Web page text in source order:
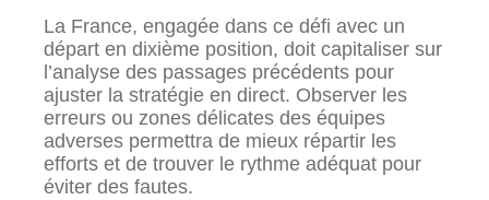
La France, engagée dans ce défi avec un
départ en dixième position, doit capitaliser sur
l’analyse des passages précédents pour
ajuster la stratégie en direct. Observer les
erreurs ou zones délicates des équipes
adverses permettra de mieux répartir les
efforts et de trouver le rythme adéquat pour
éviter des fautes.